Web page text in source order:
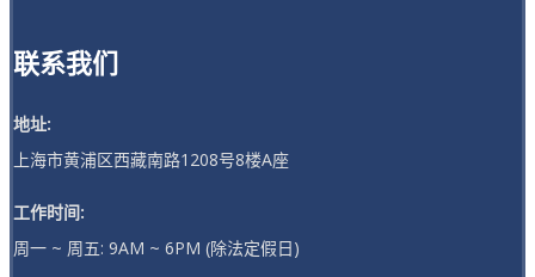
联系我们
地址:
上海市黄浦区西藏南路1208号8楼A座
工作时间:
周一 ~ 周五: 9AM ~ 6PM (除法定假日)